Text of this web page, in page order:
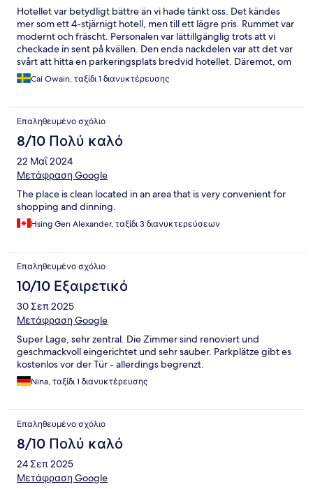
Hotellet var betydligt bättre än vi hade tänkt oss. Det kändes
mer som ett 4-stjärnigt hotell, men till ett lägre pris. Rummet var
modernt och fräscht. Personalen var lättillgänglig trots att vi
checkade in sent på kvällen. Den enda nackdelen var att det var
svårt att hitta en parkeringsplats bredvid hotellet. Däremot, om
man väntar en stund, blir det så småningom lediga platser. Vi
bokade bara en natt efter ett sent flyg, men vi skulle definitivt
Cai Owain, ταξίδι 1 διανυκτέρευσης
Επαληθευμένο σχόλιο
8/10 Πολύ καλό
22 Μαΐ 2024
Μετάφραση Google
The place is clean located in an area that is very convenient for
shopping and dinning.
Hsing Gen Alexander, ταξίδι 3 διανυκτερεύσεων
Επαληθευμένο σχόλιο
10/10 Εξαιρετικό
30 Σεπ 2025
Μετάφραση Google
Super Lage, sehr zentral. Die Zimmer sind renoviert und
geschmackvoll eingerichtet und sehr sauber. Parkplätze gibt es
kostenlos vor der Tür - allerdings begrenzt.
Nina, ταξίδι 1 διανυκτέρευσης
Επαληθευμένο σχόλιο
8/10 Πολύ καλό
24 Σεπ 2025
Μετάφραση Google